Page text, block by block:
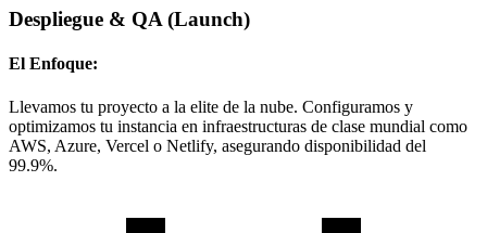
Despliegue & QA (Launch)
El Enfoque:
Llevamos tu proyecto a la elite de la nube. Configuramos y
optimizamos tu instancia en infraestructuras de clase mundial como
AWS, Azure, Vercel o Netlify, asegurando disponibilidad del
99.9%.